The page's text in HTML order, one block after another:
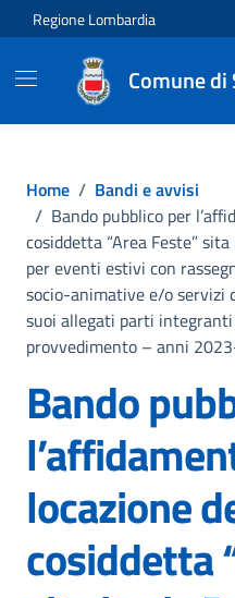
Vai ai contenuti
Vai al footer
Regione Lombardia
Comune di
Home / Bandi e avvisi
/ Bando pubblico per
cosiddetta “Area Feste”
per eventi estivi con
socio-animative e/o
suoi allegati parti
provvedimento – anni
Bando
locazione
cosiddetta